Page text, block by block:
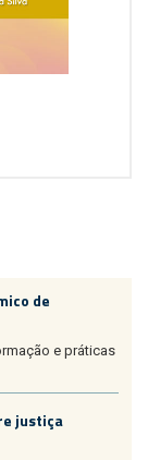
de
e práticas
justiça